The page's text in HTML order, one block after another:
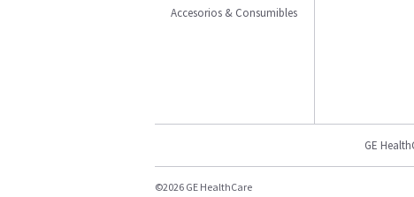
Accesorios & Consumibles
GE
©2026 GE HealthCare